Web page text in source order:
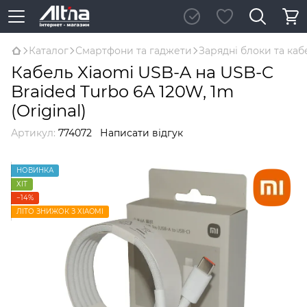
Каталог Смартфони та гаджети Зарядні блоки та
Кабель Xiaomi USB-A на USB-C
Braided Turbo 6A 120W, 1m
(Original)
Артикул: 774072 Написати відгук
НОВИНКА
ХІТ
−14%
ЛІТО ЗНИЖОК З XIAOMI